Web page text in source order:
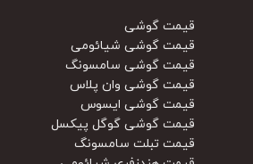
قیمت گوشی
قیمت گوشی شیائومی
قیمت گوشی سامسونگ
قیمت گوشی وان پلاس
قیمت گوشی ایسوس
قیمت گوشی گوگل پیکسل
قیمت تبلت سامسونگ